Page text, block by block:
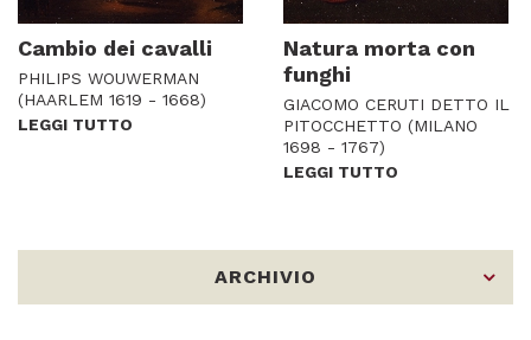
Cambio dei cavalli
PHILIPS WOUWERMAN
(HAARLEM 1619 - 1668)
LEGGI TUTTO
Natura morta con
funghi
GIACOMO CERUTI DETTO IL
PITOCCHETTO (MILANO
1698 - 1767)
LEGGI TUTTO
ARCHIVIO